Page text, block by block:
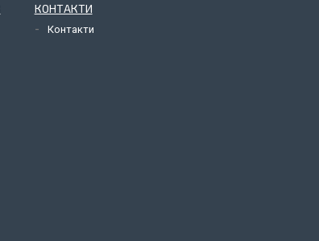
КОНТАКТИ
Контакти